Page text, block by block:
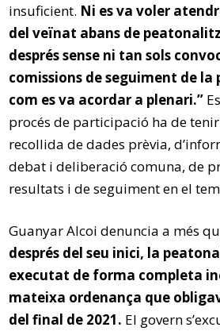
insuficient. Ni es va voler
del veïnat abans de
després sense ni tan sols
comissions de seguiment de
com es va acordar a plenari.”
procés de participació ha de
recollida de dades prèvia,
debat i deliberació comuna, de
resultats i de seguiment en el
Guanyar Alcoi denuncia a més
després del seu inici, la
executat de forma completa
mateixa ordenança que
del final de 2021. El govern